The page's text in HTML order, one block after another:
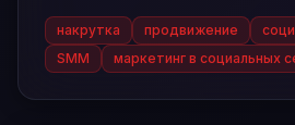
накрутка продвижение
SMM
маркетинг в социальных